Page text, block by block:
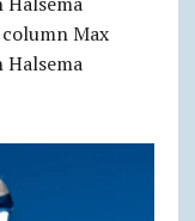
Max
Halsema